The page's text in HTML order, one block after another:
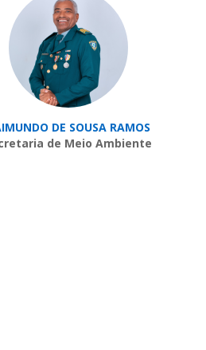
DE SOUSA RAMOS
de Meio Ambiente